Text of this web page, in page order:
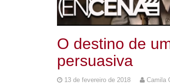
O destino de
persuasiva
13 de fevereiro de 2018 Camila